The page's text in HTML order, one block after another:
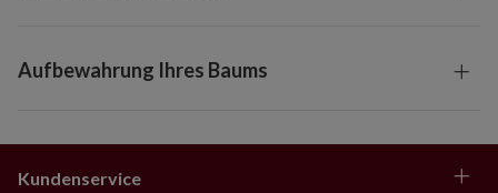
Aufbewahrung Ihres Baums
Kundenservice